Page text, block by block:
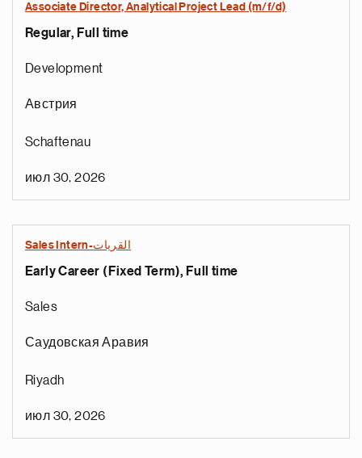
Associate Director, Analytical Project Lead (m/f/d)
Regular, Full time
Development
Австрия
Schaftenau
июл 30, 2026
Sales Intern-القريات
Early Career (Fixed Term), Full time
Sales
Саудовская Аравия
Riyadh
июл 30, 2026